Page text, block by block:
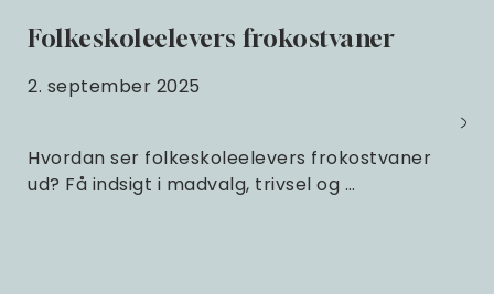
Folkeskoleelevers frokostvaner
2. september 2025
Hvordan ser folkeskoleelevers frokostvaner
ud? Få indsigt i madvalg, trivsel og …